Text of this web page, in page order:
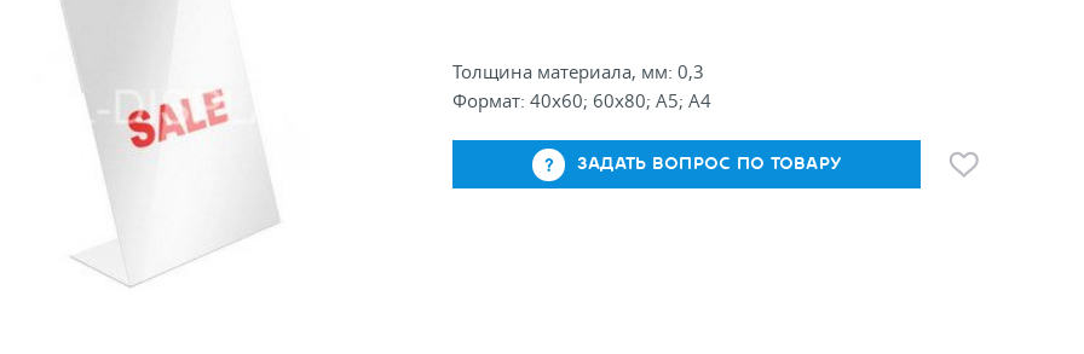
Толщина материала, мм: 0,3
Формат: 40x60; 60x80; A5; A4
ЗАДАТЬ ВОПРОС ПО ТОВАРУ